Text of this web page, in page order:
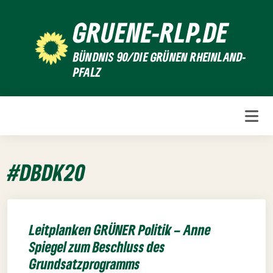
GRUENE-RLP.DE
BÜNDNIS 90/DIE GRÜNEN RHEINLAND-
PFALZ
#DBDK20
Leitplanken GRÜNER Politik – Anne
Spiegel zum Beschluss des
Grundsatzprogramms